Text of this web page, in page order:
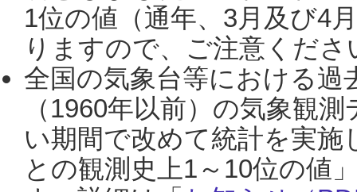
1位の値（通年、3月及び4
りますので、ご注意くだ
全国の気象台等における過
（1960年以前）の気象観
い期間で改めて統計を実
との観測史上1～10位の値